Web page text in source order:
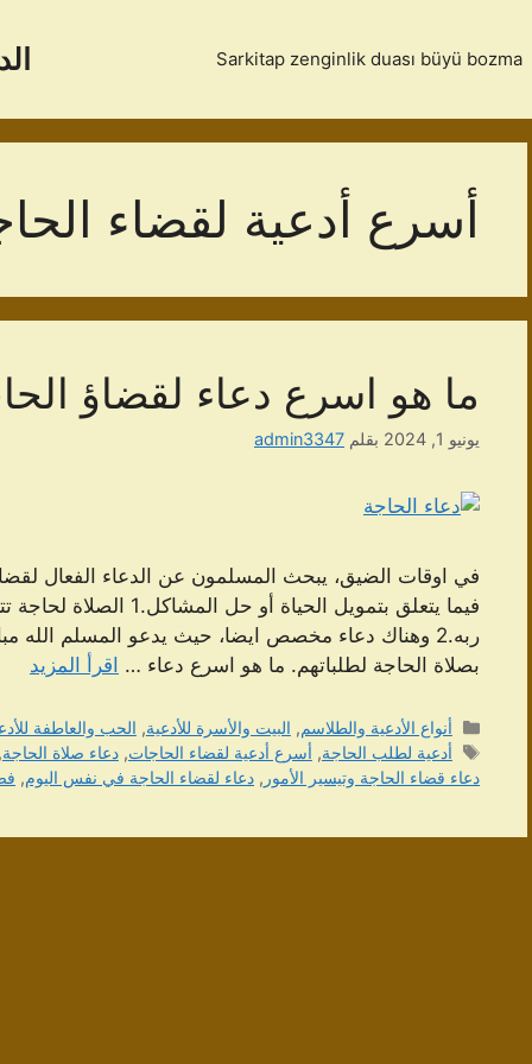
Sarkitap zenginlik duası büyü bozma
أسرع أدعية لقضاء
ما هو اسرع دعاء لقضاؤ
يونيو 1, 2024 بقلم admin3347
فيما يتعلق بتمويل
بصلاة الحاجة لطلباتهم. ما هو اسرع دعاء … اقرأ المزيد
التصنيفات
أنواع الأدعية والطلاسم, البيت والأسرة للأدعية, الحب والعاطفة
الوسوم
أدعية لطلب الحاجة, أسرع أدعية لقضاء الحاجات,دعاء صلاة الحاجة
دعاء قضاء الحاجة وتيسير الأمور , دعاء لقضاء الحاجة في نفس اليوم,